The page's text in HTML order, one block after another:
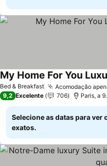
Bed & Breakfast Acomodação
My Home For You
9,2 Excelente 706 Paris, a
Selecione as datas para ver
exatos.